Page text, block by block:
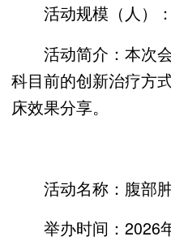
活动规模（人）
活动简介：本次会
科目前的创新治疗方
床效果分享。
活动名称：腹部肿
举办时间：2026